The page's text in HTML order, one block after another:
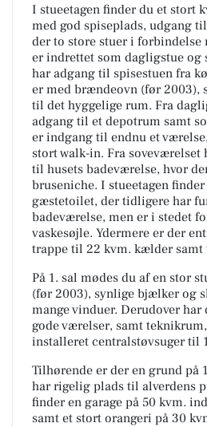
I stueetagen finder du et stort
med god spiseplads, udgang
der to store stuer i forbindelse
er indrettet som dagligstue og
har adgang til spisestuen fra
er med brændeovn (før 2003),
til det hyggelige rum. Fra
adgang til et depotrum samt
er indgang til endnu et
stort walk-in. Fra soveværelset
til husets badeværelse, hvor
bruseniche. I stueetagen
gæstetoilet, der tidligere har
badeværelse, men er i stedet
vaskesøjle. Ydermere er der
trappe til 22 kvm. kælder samt
På 1. sal mødes du af en stor
(før 2003), synlige bjælker og
mange vinduer. Derudover
gode værelser, samt
installeret centralstøvsuger til
Tilhørende er der en grund på
har rigelig plads til alverdens
finder en garage på 50 kvm.
samt et stort orangeri på 30